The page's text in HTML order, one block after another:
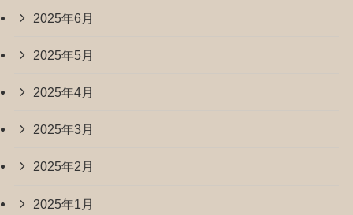
2025年6月
2025年5月
2025年4月
2025年3月
2025年2月
2025年1月